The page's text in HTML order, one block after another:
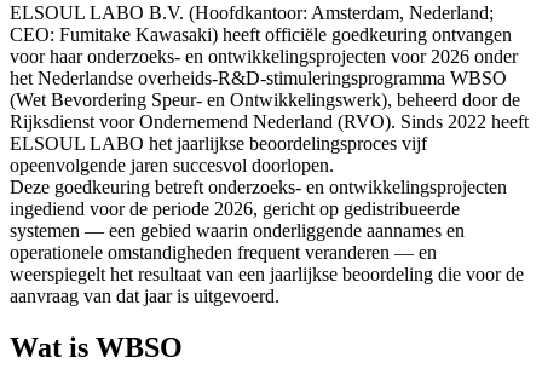
ELSOUL LABO B.V. (Hoofdkantoor: Amsterdam, Nederland;
CEO: Fumitake Kawasaki) heeft officiële goedkeuring ontvangen
voor haar onderzoeks- en ontwikkelingsprojecten voor 2026 onder
het Nederlandse overheids-R&D-stimuleringsprogramma WBSO
(Wet Bevordering Speur- en Ontwikkelingswerk), beheerd door de
Rijksdienst voor Ondernemend Nederland (RVO). Sinds 2022 heeft
ELSOUL LABO het jaarlijkse beoordelingsproces vijf
opeenvolgende jaren succesvol doorlopen.
Deze goedkeuring betreft onderzoeks- en ontwikkelingsprojecten
ingediend voor de periode 2026, gericht op gedistribueerde
systemen — een gebied waarin onderliggende aannames en
operationele omstandigheden frequent veranderen — en
weerspiegelt het resultaat van een jaarlijkse beoordeling die voor de
aanvraag van dat jaar is uitgevoerd.
Wat is WBSO